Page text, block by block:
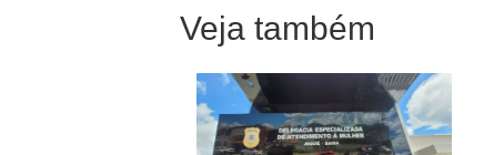
Veja também